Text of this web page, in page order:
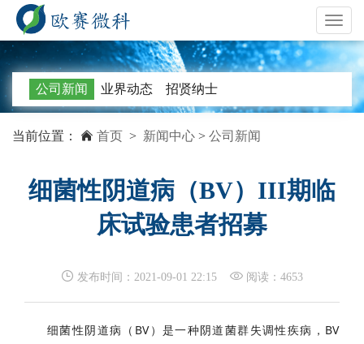
Toggle
公司新闻 业界动态 招贤纳士
当前位置： 首页 > 新闻中心 > 公司新闻
细菌性阴道病（BV）III期临
床试验患者招募
发布时间：2021-09-01 22:15 阅读：4653
细菌性阴道病（BV）是一种阴道菌群失调性疾病，BV